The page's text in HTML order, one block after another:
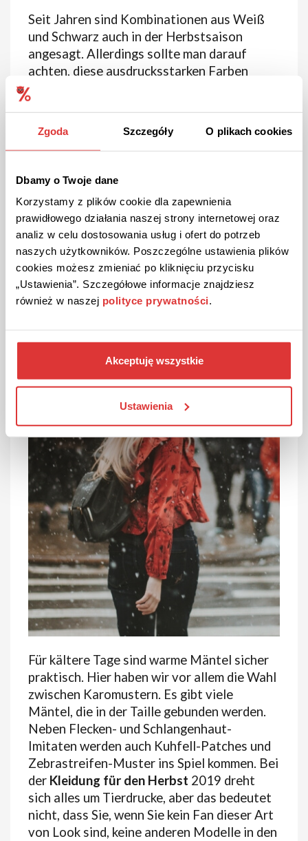
Zgoda Szczegóły O plikach cookies
Dbamy o Twoje dane
Korzystamy z plików cookie dla zapewnienia
prawidłowego działania naszej strony internetowej oraz
analiz w celu dostosowania usług i ofert do potrzeb
naszych użytkowników. Poszczególne ustawienia plików
cookies możesz zmieniać po kliknięciu przycisku
„Ustawienia”. Szczegółowe informacje znajdziesz
również w naszej polityce prywatności.
Akceptuję wszystkie
Ustawienia
Seit Jahren sind Kombinationen aus Weiß
und Schwarz auch in der Herbstsaison
angesagt. Allerdings sollte man darauf
achten, diese ausdrucksstarken Farben
nicht abwechselnd zu kombinieren. Ein
weißes Oberteil, ein schwarzes Unterteil
Besser ist es, Weiß mit Weiß und Schwarz
mit Schwarz zu tragen. Bei der Kombination
von Schwarz und Weiß kommt es auch auf
die Proportionen an. Schlanke Menschen
können mehr Weiß tragen, das optisch
breiter wirkt. Für Menschen mit Übergrößen
ist ein schwarzes Styling mit weißen
Accessoires eher zu empfehlen.
Für kältere Tage sind warme Mäntel sicher
praktisch. Hier haben wir vor allem die Wahl
zwischen Karomustern. Es gibt viele
Mäntel, die in der Taille gebunden werden.
Neben Flecken- und Schlangenhaut-
Imitaten werden auch Kuhfell-Patches und
Zebrastreifen-Muster ins Spiel kommen. Bei
der Kleidung für den Herbst 2019 dreht
sich alles um Tierdrucke, aber das bedeutet
nicht, dass Sie, wenn Sie kein Fan dieser Art
von Look sind, keine anderen Modelle in den